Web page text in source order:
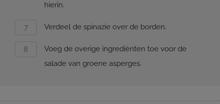
hierin.
Verdeel de spinazie over de borden.
Voeg de overige ingrediënten toe voor de
salade van groene asperges.